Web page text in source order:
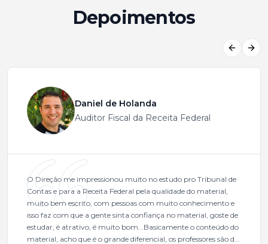
Depoimentos
Daniel de Holanda
Auditor Fiscal da Receita Federal
O Direção me impressionou muito no estudo pro Tribunal de
Contas e para a Receita Federal pela qualidade do material,
muito bem escrito, com pessoas com muito conhecimento e
isso faz com que a gente sinta confiança no material, goste de
estudar, é atrativo, é muito bom...Basicamente o conteúdo do
material, acho que é o grande diferencial, os professores são de